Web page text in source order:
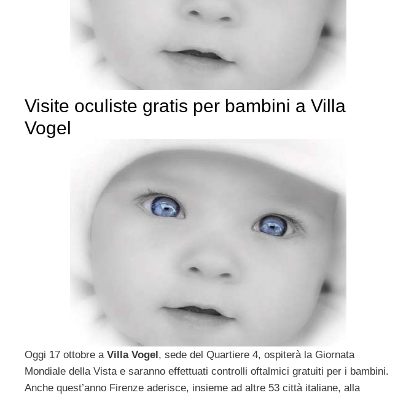
Visite oculiste gratis per bambini a Villa
Vogel
Oggi 17 ottobre a Villa Vogel, sede del Quartiere 4, ospiterà la Giornata
Mondiale della Vista e saranno effettuati controlli oftalmici gratuiti per i bambini.
Anche quest’anno Firenze aderisce, insieme ad altre 53 città italiane, alla